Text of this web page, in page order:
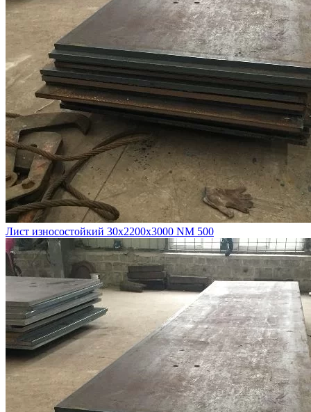
Лист износостойкий 30х2200х3000 NM 500